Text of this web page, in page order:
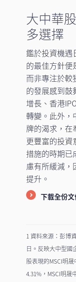
大中華
多選擇
鑑於投資機遇
的最佳方針便
而非專注於較
的發展感到鼓
增長、香港
轉變。此外，
牌的渴求，在
更豐富的投資
措施的時期已
慮有所緩減，
提升。
下載全份
1 資料來源：彭博
日。反映大中型國
股表現的MSCI明
4.31%，MSCI明晟